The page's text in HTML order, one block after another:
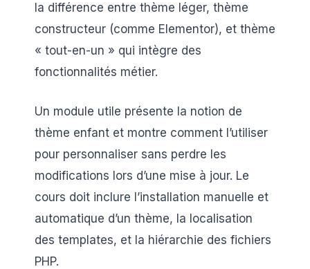
la différence entre thème léger, thème
constructeur (comme Elementor), et thème
« tout-en-un » qui intègre des
fonctionnalités métier.
Un module utile présente la notion de
thème enfant et montre comment l’utiliser
pour personnaliser sans perdre les
modifications lors d’une mise à jour. Le
cours doit inclure l’installation manuelle et
automatique d’un thème, la localisation
des templates, et la hiérarchie des fichiers
PHP.